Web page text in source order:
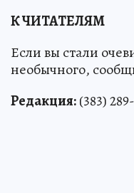
К ЧИТАТЕЛЯМ
Если вы стали
необычного,
Редакция:(383)